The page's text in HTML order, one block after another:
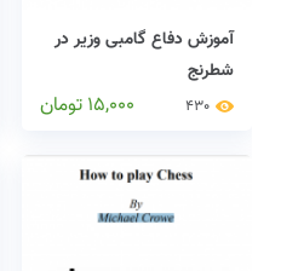
آموزش دفاع گامبی وزیر در
شطرنج
430
15,000 تومان